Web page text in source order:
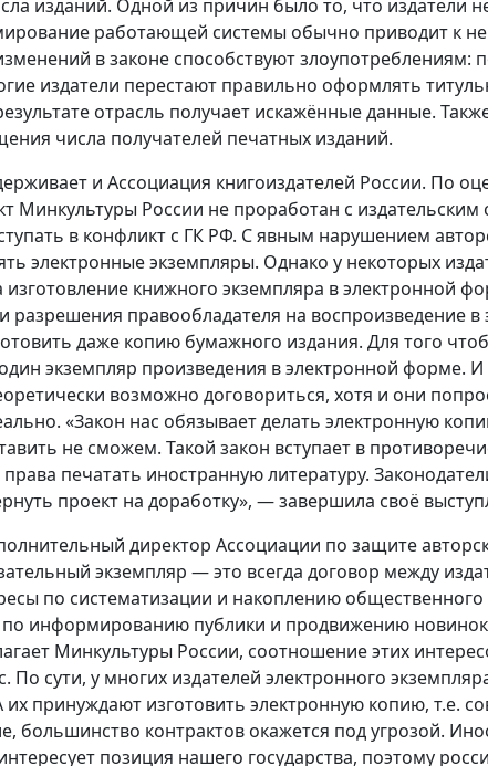
изданий. Одной из причин было то, что издатели
работающей системы обычно приводит к
в законе способствуют злоупотреблениям:
издатели перестают правильно оформлять
отрасль получает искажённые данные.
числа получателей печатных изданий.
и Ассоциация книгоиздателей России. По
Минкультуры России не проработан с
в конфликт с ГК РФ. С явным нарушением
электронные экземпляры. Однако у некоторых
книжного экземпляра в электронной
разрешения правообладателя на воспроизведение
даже копию бумажного издания. Для того
экземпляр произведения в электронной форме.
возможно договориться, хотя и они
«Закон нас обязывает делать электронную
не сможем. Такой закон вступает в
печатать иностранную литературу.
проект на доработку», — завершила своё
директор Ассоциации по защите
экземпляр — это всегда договор между
по систематизации и накоплению
по информированию публики и продвижению
Минкультуры России, соотношение этих
По сути, у многих издателей электронного
их принуждают изготовить электронную копию, т.е.
большинство контрактов окажется под угрозой.
позиция нашего государства, поэтому